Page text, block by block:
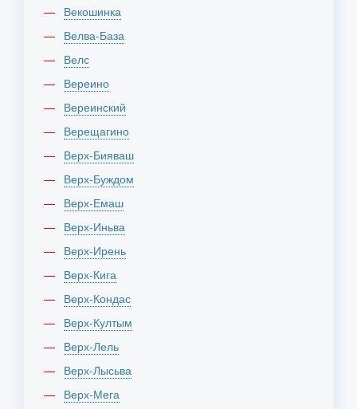
Векошинка
Велва-База
Велс
Вереино
Вереинский
Верещагино
Верх-Бияваш
Верх-Буждом
Верх-Емаш
Верх-Иньва
Верх-Ирень
Верх-Кига
Верх-Кондас
Верх-Култым
Верх-Лель
Верх-Лысьва
Верх-Мега